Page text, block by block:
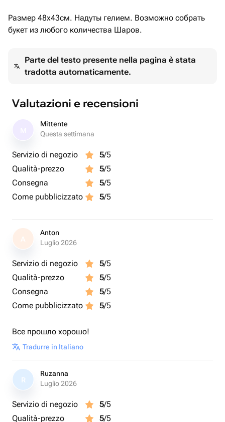
Размер 48х43см. Надуты гелием. Возможно собрать
букет из любого количества Шаров.
Parte del testo presente nella pagina è stata
tradotta automaticamente.
Valutazioni e recensioni
Mittente
Questa settimana
Servizio di negozio 5/5
Qualità-prezzo
5/5
Consegna
5/5
Come pubblicizzato
5/5
A
Anton
Luglio 2026
Servizio di negozio 5/5
Qualità-prezzo
5/5
Consegna
5/5
Come pubblicizzato
5/5
Все прошло хорошо!
Tradurre in Italiano
R
Ruzanna
Luglio 2026
Servizio di negozio 5/5
Qualità-prezzo
5/5